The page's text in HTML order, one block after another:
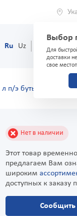
Выбор
Для
доставки
свое
Ru Uz (71) 200-03-
п/э бутылка
Нет в наличии
Этот товар
предлагаем Вам
широким
доступных к заказу
Сообщить